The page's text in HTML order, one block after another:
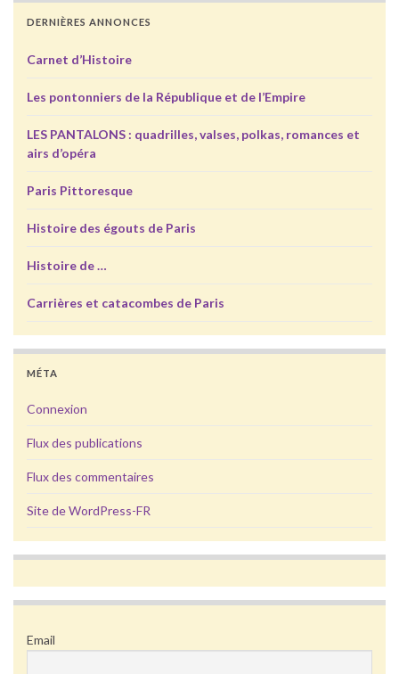
DERNIÈRES ANNONCES
Carnet d’Histoire
Les pontonniers de la République et de l’Empire
LES PANTALONS : quadrilles, valses, polkas, romances et
airs d’opéra
Paris Pittoresque
Histoire des égouts de Paris
Histoire de …
Carrières et catacombes de Paris
MÉTA
Connexion
Flux des publications
Flux des commentaires
Site de WordPress-FR
Email